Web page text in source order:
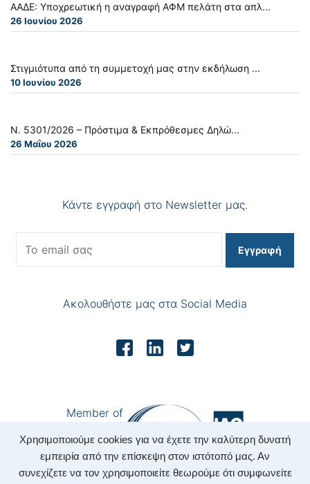
Χρησιμοποιούμε cookies για να έχετε την καλύτερη δυνατή
εμπειρία από την επίσκεψη στον ιστότοπό μας. Αν
συνεχίζετε να τον χρησιμοποιείτε θεωρούμε ότι συμφωνείτε
ΑΑΔΕ: Υποχρεωτική η αναγραφή ΑΦΜ πελάτη στα απλ...
26 Ιουνίου 2026
Στιγμιότυπα από τη συμμετοχή μας στην εκδήλωση ...
10 Ιουνίου 2026
Ν. 5301/2026 – Πρόστιμα & Εκπρόθεσμες Δηλώ...
26 Μαΐου 2026
Κάντε εγγραφή στο Newsletter μας.
Εγγραφή
Ακολουθήστε μας στα Social Media
Member of